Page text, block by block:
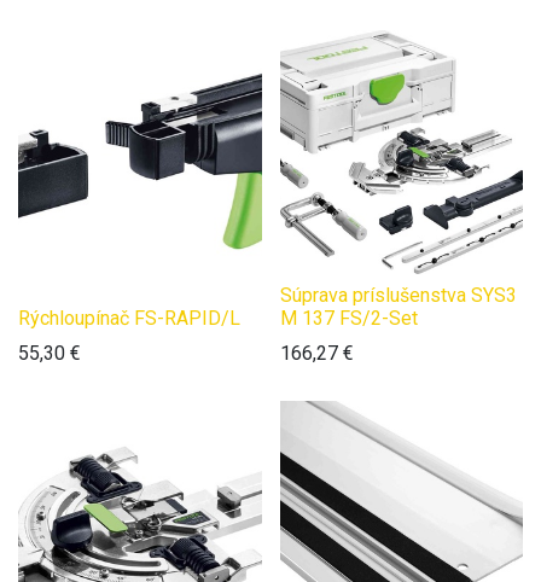
Rýchloupínač FS-RAPID/L
55,30 €
Súprava príslušenstva SYS3
M 137 FS/2-Set
166,27€